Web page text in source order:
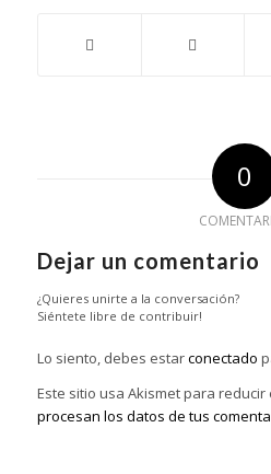
0
Dejar un comentario
¿Quieres unirte a la conversación?
Siéntete libre de contribuir!
Lo siento, debes estarconectado
Este sitio usa Akismet para reducir
procesan los datos de tus